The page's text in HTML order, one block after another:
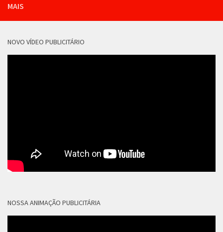
MAIS
NOVO VÍDEO PUBLICITÁRIO
NOSSA ANIMAÇÃO PUBLICITÁRIA